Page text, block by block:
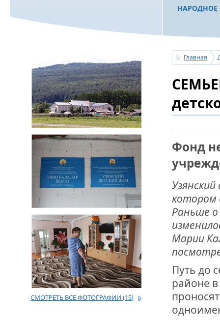
МУРТАЗЕ РАХИМОВЕ
НАРОДНОЕ
«УРАЛ»
ОГОНЬ -
ПОЖАРОВ
ДРУЖБА НЕ
ВСТРЕЧА
В ДОМЕ
ВНОВЬ О
ДВА
ДО
СМОТРЕТЬ ВСЕ ФОТОГРАФИИ (15)
Главная
Фонд
котором
Раньше о
Марии
Путь до
районе